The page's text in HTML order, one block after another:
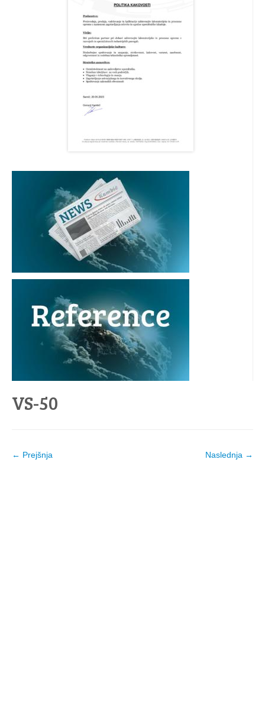
VS-50
← Prejšnja Naslednja →